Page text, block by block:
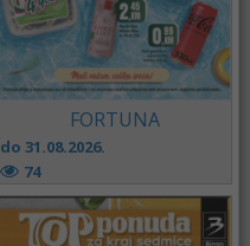
FORTUNA
do 31.08.2026.
74